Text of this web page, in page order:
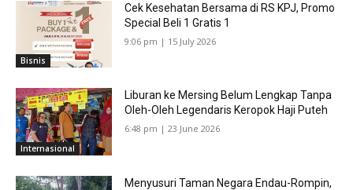
Bisnis
Cek Kesehatan Bersama di RS KPJ, Promo
Special Beli 1 Gratis 1
9:06 pm | 15 July 2026
Internasional
Liburan ke Mersing Belum Lengkap Tanpa
Oleh-Oleh Legendaris Keropok Haji Puteh
6:48 pm | 23 June 2026
Menyusuri Taman Negara Endau-Rompin,